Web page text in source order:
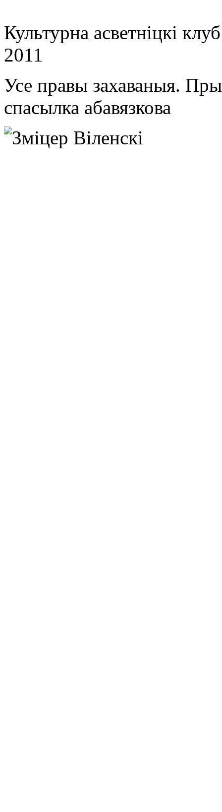
Культурна асветнiцкi
2011
Усе правы захаваныя.
спасылка абавязкова